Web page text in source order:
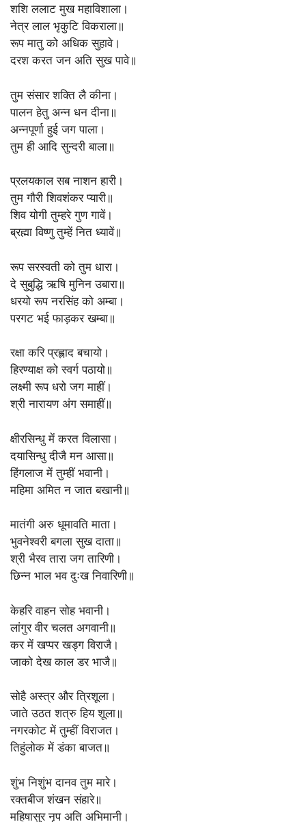
शशि ललाट मुख महाविशाला।
नेत्र लाल भृकुटि विकराला॥
रूप मातु को अधिक सुहावे।
दरश करत जन अति सुख पावे॥
तुम संसार शक्ति लै कीना।
पालन हेतु अन्न धन दीना॥
अन्नपूर्णा हुई जग पाला।
तुम ही आदि सुन्दरी बाला॥
प्रलयकाल सब नाशन हारी।
तुम गौरी शिवशंकर प्यारी॥
शिव योगी तुम्हरे गुण गावें।
ब्रह्मा विष्णु तुम्हें नित ध्यावें॥
रूप सरस्वती को तुम धारा।
दे सुबुद्धि ऋषि मुनिन उबारा॥
धरयो रूप नरसिंह को अम्बा।
परगट भई फाड़कर खम्बा॥
रक्षा करि प्रह्लाद बचायो।
हिरण्याक्ष को स्वर्ग पठायो॥
लक्ष्मी रूप धरो जग माहीं।
श्री नारायण अंग समाहीं॥
क्षीरसिन्धु में करत विलासा।
दयासिन्धु दीजै मन आसा॥
हिंगलाज में तुम्हीं भवानी।
महिमा अमित न जात बखानी॥
मातंगी अरु धूमावति माता।
भुवनेश्वरी बगला सुख दाता॥
श्री भैरव तारा जग तारिणी।
छिन्न भाल भव दुःख निवारिणी॥
केहरि वाहन सोह भवानी।
लांगुर वीर चलत अगवानी॥
कर में खप्पर खड्ग विराजै।
जाको देख काल डर भाजै॥
सोहै अस्त्र और त्रिशूला।
जाते उठत शत्रु हिय शूला॥
नगरकोट में तुम्हीं विराजत।
तिहुंलोक में डंका बाजत॥
शुंभ निशुंभ दानव तुम मारे।
रक्तबीज शंखन संहारे॥
महिषासुर नृप अति अभिमानी।